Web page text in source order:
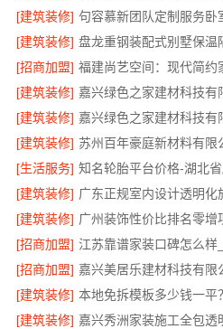
[建筑装修] 句容慕新团队定制服务卧
[建筑装修]
[招商加盟] 福建尚艺空间：现代简约
[建筑装修]
[建筑装修] 嘉兴绿色之家建材科技
[建筑装修] 苏州百年豪庭新材料有
[生活服务]
[建筑装修] 广东正规室内设计透明
[建筑装修] 广州装饰性价比排名零
[招商加盟] 江苏靠谱家装口碑怎么样
[招商加盟] 嘉兴美居乐建材科技有限
[建筑装修] 本地免拆模板多少钱一
[建筑装修]